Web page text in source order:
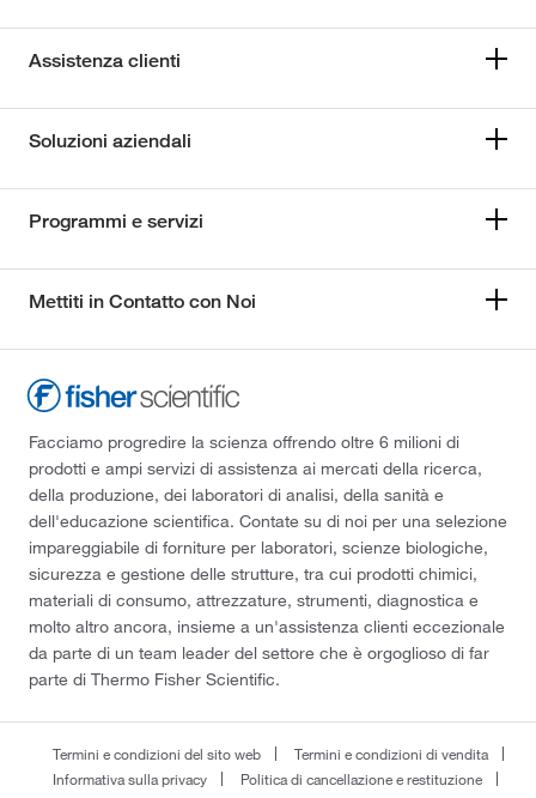
Assistenza clienti
Soluzioni aziendali
Programmi e servizi
Mettiti in Contatto con Noi
Facciamo progredire la scienza offrendo oltre 6 milioni di
prodotti e ampi servizi di assistenza ai mercati della ricerca,
della produzione, dei laboratori di analisi, della sanità e
dell'educazione scientifica. Contate su di noi per una selezione
impareggiabile di forniture per laboratori, scienze biologiche,
sicurezza e gestione delle strutture, tra cui prodotti chimici,
materiali di consumo, attrezzature, strumenti, diagnostica e
molto altro ancora, insieme a un'assistenza clienti eccezionale
da parte di un team leader del settore che è orgoglioso di far
parte di Thermo Fisher Scientific.
Termini e condizioni del sito web
Termini e condizioni di vendita
Informativa sulla privacy
Politica di cancellazione e restituzione